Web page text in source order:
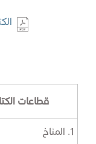
قطاعات
1. المناخ